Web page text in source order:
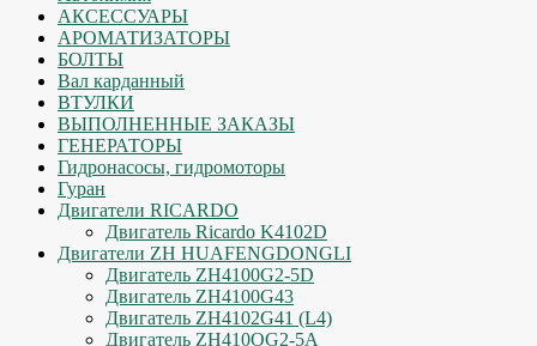
АКСЕССУАРЫ
АРОМАТИЗАТОРЫ
БОЛТЫ
Вал карданный
ВТУЛКИ
ВЫПОЛНЕННЫЕ ЗАКАЗЫ
ГЕНЕРАТОРЫ
Гидронасосы, гидромоторы
Гуран
Двигатели RICARDO
Двигатель Ricardo K4102D
Двигатели ZH HUAFENGDONGLI
Двигатель ZH4100G2-5D
Двигатель ZH4100G43
Двигатель ZH4102G41 (L4)
Двигатель ZH410OG2-5A